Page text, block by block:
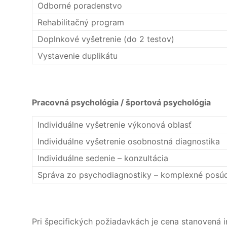
Odborné poradenstvo
Rehabilitačný program
Doplnkové vyšetrenie (do 2 testov)
Vystavenie duplikátu
Pracovná psychológia / športová psychológia
Individuálne vyšetrenie výkonová oblasť
Individuálne vyšetrenie osobnostná diagnostika
Individuálne sedenie – konzultácia
Správa zo psychodiagnostiky – komplexné
Pri špecifických požiadavkách je cena stanovená